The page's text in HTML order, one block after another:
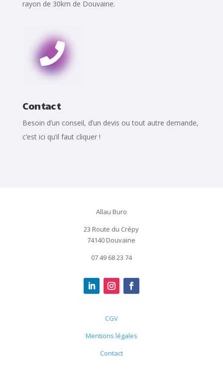
rayon de 30km de Douvaine.

Contact
Besoin d’un conseil, d’un devis ou tout autre demande,
c’est ici qu’il faut cliquer !
Allau Buro
23 Route du Crépy
74140 Douvaine
07 49 68 23 74
CGV
Mentions légales
Contact